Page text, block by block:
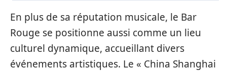
En plus de sa réputation musicale, le Bar
Rouge se positionne aussi comme un lieu
culturel dynamique, accueillant divers
événements artistiques. Le « China Shanghai